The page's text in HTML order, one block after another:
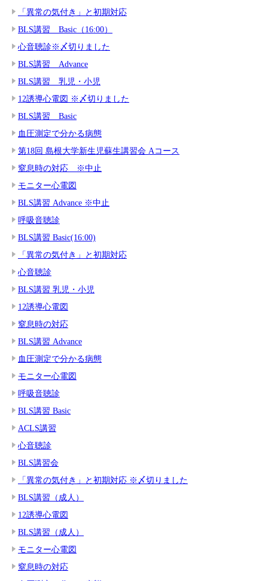
「異常の気付き」と初期対応
BLS講習 Basic（16:00）
心音聴診※〆切りました
BLS講習 Advance
BLS講習 乳児・小児
12誘導心電図 ※〆切りました
BLS講習 Basic
血圧測定で分かる病態
第18回 島根大学新生児蘇生講習会 Aコース
窒息時の対応 ※中止
モニター心電図
BLS講習 Advance ※中止
呼吸音聴診
BLS講習 Basic(16:00)
「異常の気付き」と初期対応
心音聴診
BLS講習 乳児・小児
12誘導心電図
窒息時の対応
BLS講習 Advance
血圧測定で分かる病態
モニター心電図
呼吸音聴診
BLS講習 Basic
ACLS講習
心音聴診
BLS講習会
「異常の気付き」と初期対応 ※〆切りました
BLS講習（成人）
12誘導心電図
BLS講習（成人）
モニター心電図
窒息時の対応